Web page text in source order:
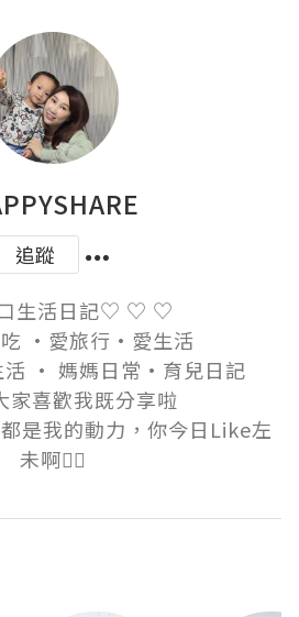
追蹤
生活日記♡ ♡ ♡
·愛旅行·愛生活
活 · 媽媽日常·育兒日記
喜歡我既分享啦
是我的動力，你今日Like左
未啊👍🏻